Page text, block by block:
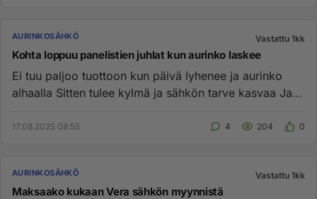
AURINKOSÄHKÖ Vastattu 1kk
Kohta loppuu panelistien juhlat kun aurinko laskee
Ei tuu paljoo tuottoon kun päivä lyhenee ja aurinko
alhaalla Sitten tulee kylmä ja sähkön tarve kasvaa Ja
17.08.2025 08:55 4 204 0
AURINKOSÄHKÖ Vastattu 1kk
Maksaako kukaan Vera sähkön myynnistä